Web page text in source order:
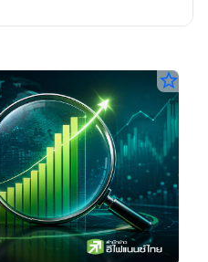
star_border